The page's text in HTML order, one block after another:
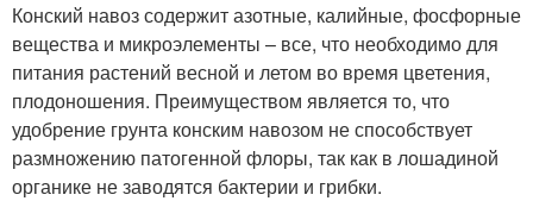
Конский навоз содержит азотные, калийные, фосфорные
вещества и микроэлементы – все, что необходимо для
питания растений весной и летом во время цветения,
плодоношения. Преимуществом является то, что
удобрение грунта конским навозом не способствует
размножению патогенной флоры, так как в лошадиной
органике не заводятся бактерии и грибки.